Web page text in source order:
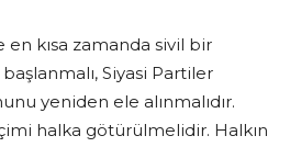
kısa zamanda sivil bir
başlanmalı, Siyasi Partiler
yeniden ele alınmalıdır.
halka götürülmelidir. Halkın